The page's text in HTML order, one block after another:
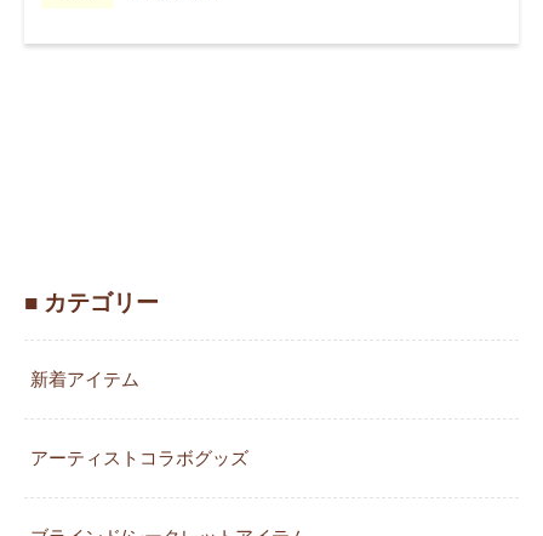
■ カテゴリー
新着アイテム
アーティストコラボグッズ